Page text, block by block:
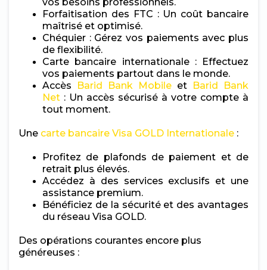
Forfaitisation des FTC : Un coût bancaire
maîtrisé et optimisé.
Chéquier : Gérez vos paiements avec plus
de flexibilité.
Carte bancaire internationale : Effectuez
vos paiements partout dans le monde.
Accès
Barid Bank Mobile et Barid Bank
Net : Un accès sécurisé à votre compte à
tout moment.
Une carte bancaire Visa GOLD Internationale :
Profitez de plafonds de paiement et de
retrait plus élevés.
Accédez à des services exclusifs et une
assistance premium.
Bénéficiez de la sécurité et des avantages
du réseau Visa GOLD.
Des opérations courantes encore plus
généreuses :